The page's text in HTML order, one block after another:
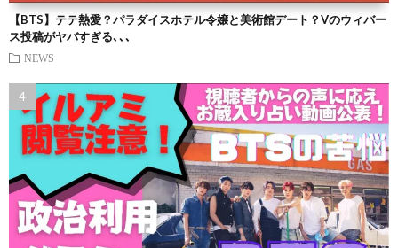
【BTS】テテ熱愛？パラダイスホテル令嬢と美術館デート？Vのウィバー
ス投稿がヤバすぎる､､､
NEWS